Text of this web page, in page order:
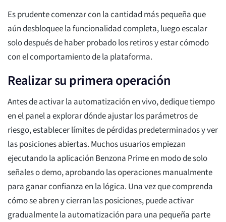
Es prudente comenzar con la cantidad más pequeña que
aún desbloquee la funcionalidad completa, luego escalar
solo después de haber probado los retiros y estar cómodo
con el comportamiento de la plataforma.
Realizar su primera operación
Antes de activar la automatización en vivo, dedique tiempo
en el panel a explorar dónde ajustar los parámetros de
riesgo, establecer límites de pérdidas predeterminados y ver
las posiciones abiertas. Muchos usuarios empiezan
ejecutando la aplicación Benzona Prime en modo de solo
señales o demo, aprobando las operaciones manualmente
para ganar confianza en la lógica. Una vez que comprenda
cómo se abren y cierran las posiciones, puede activar
gradualmente la automatización para una pequeña parte